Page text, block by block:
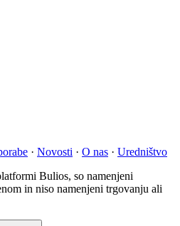
· Novosti · O nas · Uredništvo
Bulios, so namenjeni
in niso namenjeni trgovanju ali